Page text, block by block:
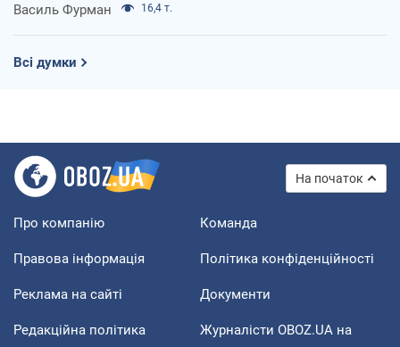
Василь Фурман 16,4 т.
Всі думки
На початок
Про компанію Команда
Правова інформація Політика конфіденційності
Реклама на сайті Документи
Редакційна політика
Журналісти OBOZ.UA на